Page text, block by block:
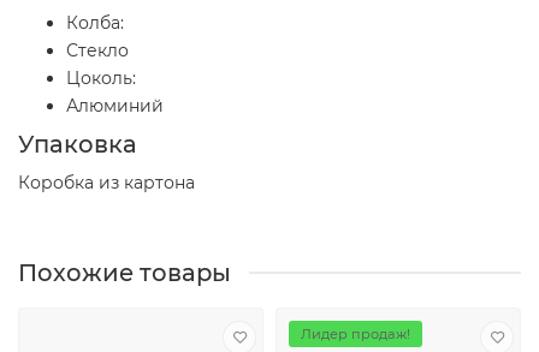
Колба:
Стекло
Цоколь:
Алюминий
Упаковка
Коробка из картона
Похожие товары
Лидер продаж!